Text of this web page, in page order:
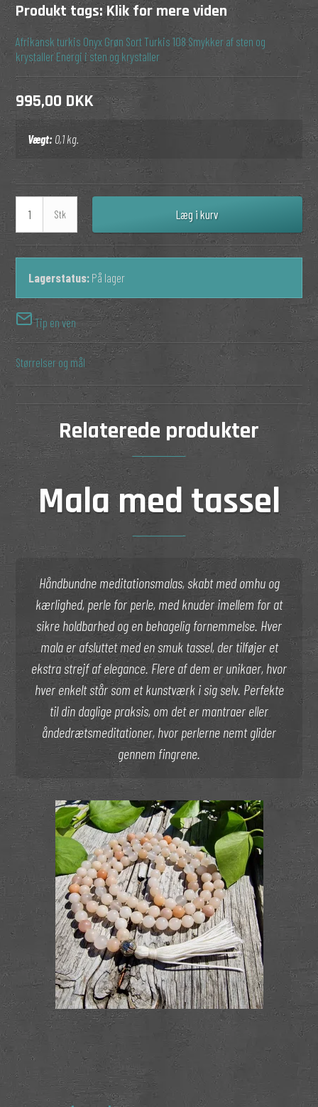
Produkt tags:Klik for mere viden
Afrikansk turkis Onyx Grøn Sort Turkis 108 Smykker af sten og
krystallerEnergi i sten og krystaller
995,00 DKK
Vægt: 0,1 kg.
Stk Læg i kurv
Lagerstatus: På lager
Tip en ven
Størrelser og mål
Relaterede produkter
Mala med tassel
Håndbundne meditationsmalas, skabt med omhu og
kærlighed, perle for perle, med knuder imellem for at
sikre holdbarhed og en behagelig fornemmelse. Hver
mala er afsluttet med en smuk tassel, der tilføjer et
ekstra strejf af elegance. Flere af dem er unikaer, hvor
hver enkelt står som et kunstværk i sig selv. Perfekte
til din daglige praksis, om det er mantraer eller
åndedrætsmeditationer, hvor perlerne nemt glider
gennem fingrene.